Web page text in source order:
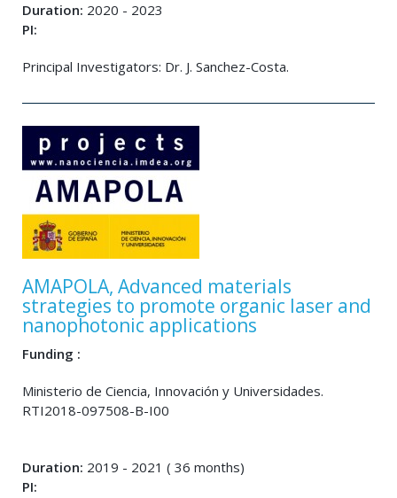
Duration: 2020 - 2023
PI:
Principal Investigators: Dr. J. Sanchez-Costa.
AMAPOLA, Advanced materials
strategies to promote organic laser and
nanophotonic applications
Funding :
Ministerio de Ciencia, Innovación y Universidades.
RTI2018-097508-B-I00
Duration: 2019 - 2021 ( 36 months)
PI: